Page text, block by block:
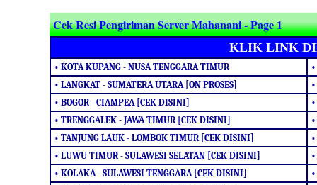
Cek Resi Pengiriman Server Mahanani - Page 1
KLIK LINK
• KOTA KUPANG - NUSA TENGGARA TIMUR
• LANGKAT - SUMATERA UTARA [ON PROSES]
• BOGOR - CIAMPEA [CEK DISINI]
• TRENGGALEK - JAWA TIMUR [CEK DISINI]
• TANJUNG LAUK - LOMBOK TIMUR [CEK DISINI]
• LUWU TIMUR - SULAWESI SELATAN [CEK DISINI]
• KOLAKA - SULAWESI TENGGARA [CEK DISINI]